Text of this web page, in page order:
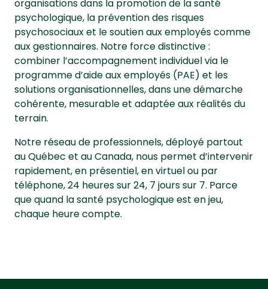
organisations dans la promotion de la santé
psychologique, la prévention des risques
psychosociaux et le soutien aux employés comme
aux gestionnaires. Notre force distinctive :
combiner l’accompagnement individuel via le
programme d’aide aux employés (PAE) et les
solutions organisationnelles, dans une démarche
cohérente, mesurable et adaptée aux réalités du
terrain.
Notre réseau de professionnels, déployé partout
au Québec et au Canada, nous permet d’intervenir
rapidement, en présentiel, en virtuel ou par
téléphone, 24 heures sur 24, 7 jours sur 7. Parce
que quand la santé psychologique est en jeu,
chaque heure compte.